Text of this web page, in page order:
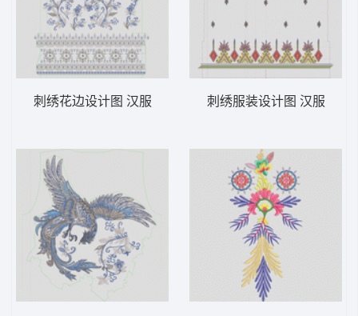
刺绣花边设计图 汉服 刺绣服装设计图 汉服